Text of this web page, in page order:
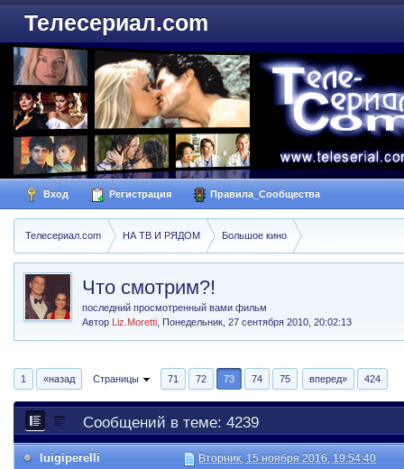
Телесериал.com
Вход Регистрация Правила_Сообщества
Телесериал.com НА ТВ И РЯДОМ Большое кино
Что смотрим?!
последний просмотренный вами фильм
Автор Liz.Moretti ,Понедельник, 27 сентября 2010, 20:02:13
1 «назад Страницы 71 72 73 74 75 вперед» 424
Сообщений в теме: 4239
luigiperelli Вторник, 15 ноября 2016, 19:54:40